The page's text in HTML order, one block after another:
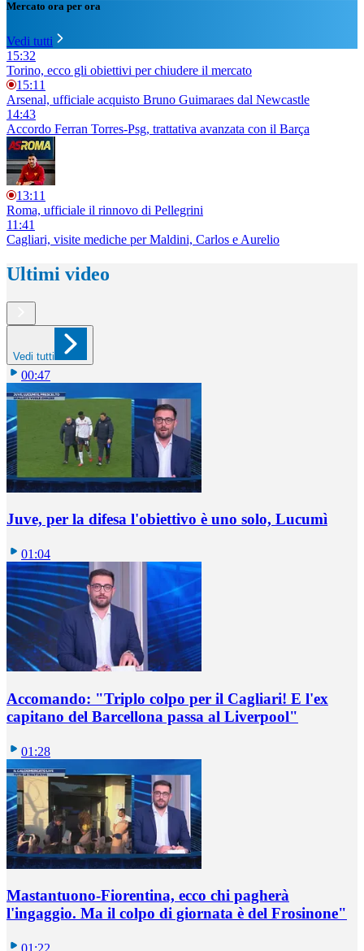
Mercato ora per ora
Vedi tutti
15:32
Torino, ecco gli obiettivi per chiudere il mercato
15:11
Arsenal, ufficiale acquisto Bruno Guimaraes dal Newcastle
14:43
Accordo Ferran Torres-Psg, trattativa avanzata con il Barça
13:11
Roma, ufficiale il rinnovo di Pellegrini
11:41
Cagliari, visite mediche per Maldini, Carlos e Aurelio
Ultimi video
Vedi tutti
00:47
Juve, per la difesa l'obiettivo è uno solo, Lucumì
01:04
Accomando: "Triplo colpo per il Cagliari! E l'ex
capitano del Barcellona passa al Liverpool"
01:28
Mastantuono-Fiorentina, ecco chi pagherà
l'ingaggio. Ma il colpo di giornata è del Frosinone"
01:22